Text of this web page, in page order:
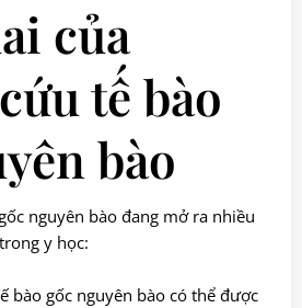
của
tế bào
bào
nguyên bào đang mở ra nhiều
y học:
bào gốc nguyên bào có thể được